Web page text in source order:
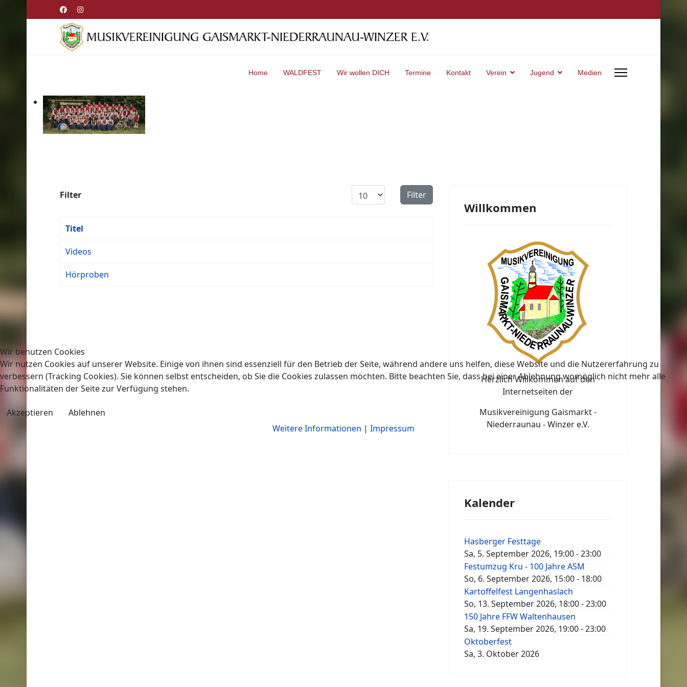
Home WALDFEST Wir wollen DICH Termine Kontakt Verein Jugend Medien
Filter Anzeige # Filter
Titel
Videos
Hörproben
Willkommen
Herzlich Willkommen auf den
Internetseiten der
Musikvereinigung Gaismarkt -
Niederraunau - Winzer e.V.
Kalender
Hasberger Festtage
Sa, 5. September 2026, 19:00-23:00
Festumzug Kru - 100 Jahre ASM
So, 6. September 2026, 15:00- 18:00
Kartoffelfest Langenhaslach
So, 13. September 2026, 18:00-23:00
150 Jahre FFW Waltenhausen
Sa, 19. September 2026, 19:00-23:00
Oktoberfest
Sa, 3. Oktober 2026
Wir benutzen Cookies
Wir nutzen Cookies auf unserer Website. Einige von ihnen sind essenziell für den Betrieb der Seite, während andere uns helfen, diese Website und die Nutzererfahrung zu
verbessern (Tracking Cookies). Sie können selbst entscheiden, ob Sie die Cookies zulassen möchten. Bitte beachten Sie, dass bei einer Ablehnung womöglich nicht mehr alle
Funktionalitäten der Seite zur Verfügung stehen.
Akzeptieren
Ablehnen
Weitere Informationen | Impressum